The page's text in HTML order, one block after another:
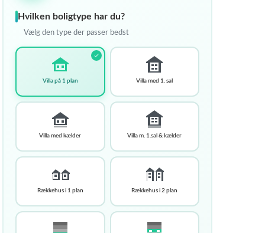
Hvilken boligtype har du?
Vælg den type der passer bedst
Villa på 1 plan Villa med 1. sal
Villa med kælder Villa m. 1.sal & kælder
Rækkehus i 1 plan Rækkehus i 2 plan